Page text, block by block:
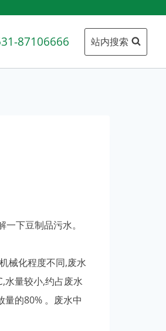
87106666 站内搜索
下豆制品污水。
械化程度不同,废水
量较小,约占废水
的80% 。废水中